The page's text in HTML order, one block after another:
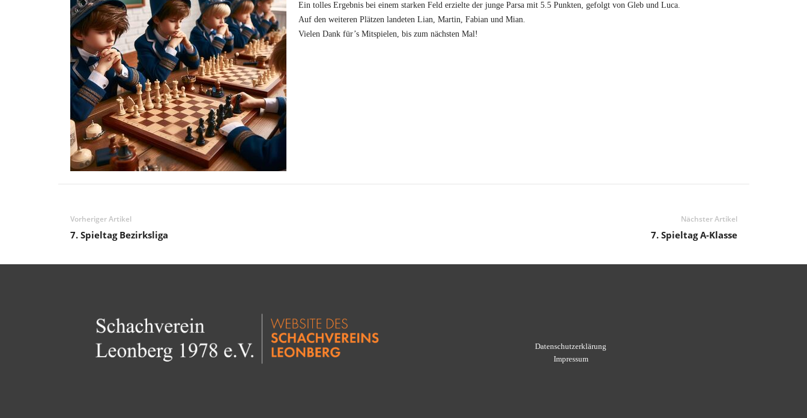
Ein tolles Ergebnis bei einem starken Feld erzielte der junge Parsa mit 5.5 Punkten, gefolgt von Gleb und Luca.
Auf den weiteren Plätzen landeten Lian, Martin, Fabian und Mian.
Vielen Dank für’s Mitspielen, bis zum nächsten Mal!
Vorheriger Artikel
7. Spieltag Bezirksliga
Nächster Artikel
7. Spieltag A-Klasse
Datenschutzerklärung
Impressum